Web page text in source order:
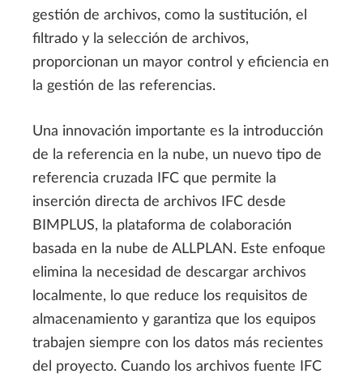
gestión de archivos, como la sustitución, el
filtrado y la selección de archivos,
proporcionan un mayor control y eficiencia en
la gestión de las referencias.
Una innovación importante es la introducción
de la referencia en la nube, un nuevo tipo de
referencia cruzada IFC que permite la
inserción directa de archivos IFC desde
BIMPLUS, la plataforma de colaboración
basada en la nube de ALLPLAN. Este enfoque
elimina la necesidad de descargar archivos
localmente, lo que reduce los requisitos de
almacenamiento y garantiza que los equipos
trabajen siempre con los datos más recientes
del proyecto. Cuando los archivos fuente IFC